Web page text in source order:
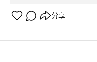
分享